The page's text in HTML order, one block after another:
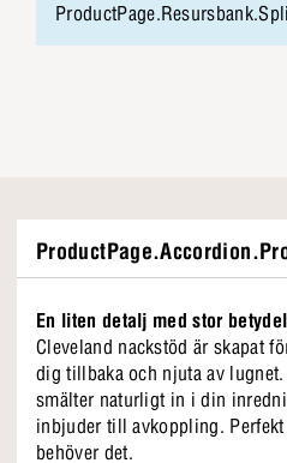
En liten detalj med stor
Cleveland nackstöd är skapat
dig tillbaka och njuta av
smälter naturligt in i din
inbjuder till avkoppling.
behöver det.